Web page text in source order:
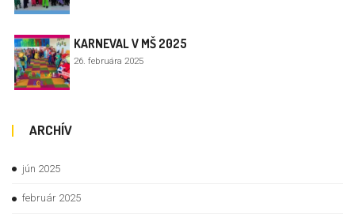
KARNEVAL V MŠ 2025
26. februára 2025
ARCHÍV
jún 2025
február 2025